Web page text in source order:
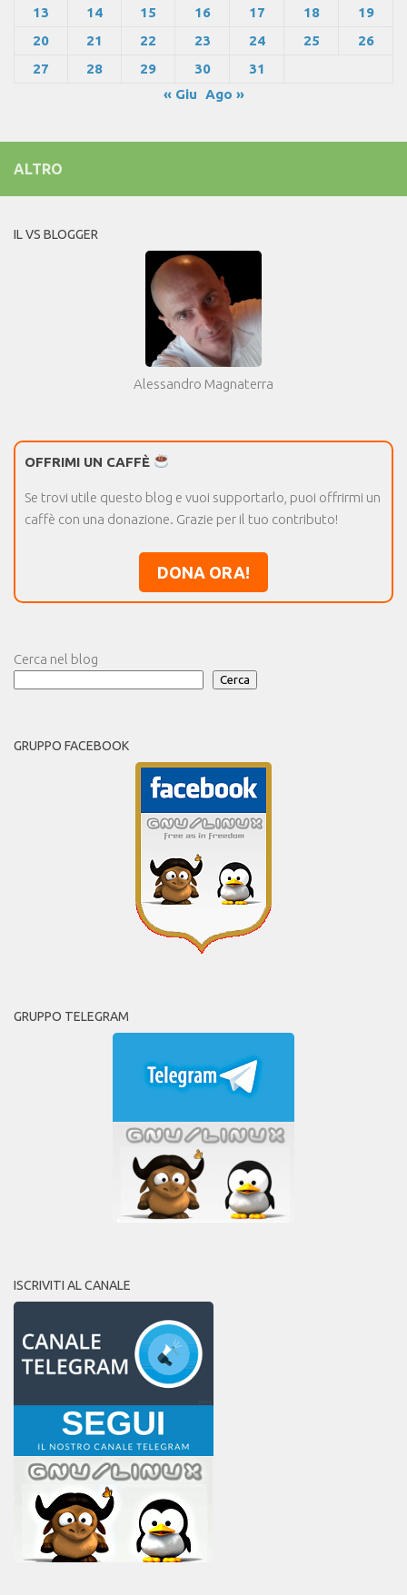
13
14 15 16 17 18
19
20
21 22 23 24 25
26
27
28 29 30
31
« Giu Ago »
ALTRO
IL VS BLOGGER
Alessandro Magnaterra
OFFRIMI UN CAFFÈ
Se trovi utile questo blog e vuoi supportarlo, puoi offrirmi un
caffè con una donazione. Grazie per il tuo contributo!
DONA ORA!
Cerca nel blog
Cerca
GRUPPO FACEBOOK
GRUPPO TELEGRAM
ISCRIVITI AL CANALE